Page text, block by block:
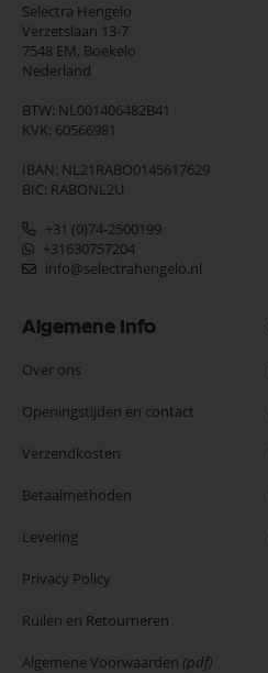
Selectra Hengelo
Verzetslaan 13-7
7548 EM, Boekelo
Nederland
BTW: NL001406482B41
KVK: 60566981
IBAN: NL21RABO0145617629
BIC: RABONL2U
+31 (0)74-2500199
+31630757204
info@selectrahengelo.nl
Algemene Info
Over ons
Openingstijden en contact
Verzendkosten
Betaalmethoden
Levering
Privacy Policy
Ruilen en Retourneren
Algemene Voorwaarden (pdf)